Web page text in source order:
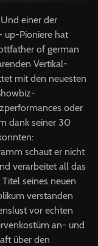
einer der
up-Pioniere hat
of german
Vertikal-
mit den neuesten
oder
dank seiner 30
schaut er nicht
verarbeitet all das
seines neuen
verstanden
vor echten
an- und
über den